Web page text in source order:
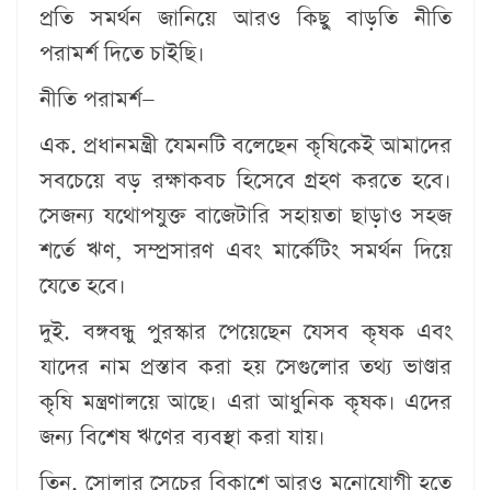
প্রতি সমর্থন জানিয়ে আরও কিছু বাড়তি নীতি
পরামর্শ দিতে চাইছি।
নীতি পরামর্শ—
এক. প্রধানমন্ত্রী যেমনটি বলেছেন কৃষিকেই আমাদের
সবচেয়ে বড় রক্ষাকবচ হিসেবে গ্রহণ করতে হবে।
সেজন্য যথোপযুক্ত বাজেটারি সহায়তা ছাড়াও সহজ
শর্তে ঋণ, সম্প্রসারণ এবং মার্কেটিং সমর্থন দিয়ে
যেতে হবে।
দুই. বঙ্গবন্ধু পুরস্কার পেয়েছেন যেসব কৃষক এবং
যাদের নাম প্রস্তাব করা হয় সেগুলোর তথ্য ভাণ্ডার
কৃষি মন্ত্রণালয়ে আছে। এরা আধুনিক কৃষক। এদের
জন্য বিশেষ ঋণের ব্যবস্থা করা যায়।
তিন. সোলার সেচের বিকাশে আরও মনোযোগী হতে